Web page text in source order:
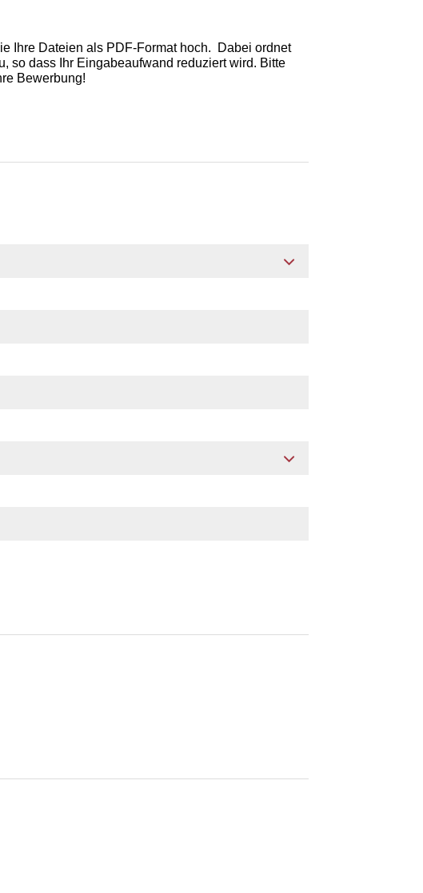
Ihre Dateien als PDF-Format hoch. Dabei ordnet
so dass Ihr Eingabeaufwand reduziert wird. Bitte
Bewerbung!